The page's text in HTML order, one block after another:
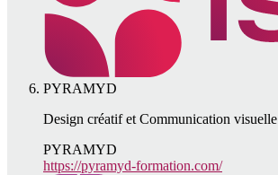
PYRAMYD
Design créatif et Communication visuelle
PYRAMYD
https://pyramyd-formation.com/